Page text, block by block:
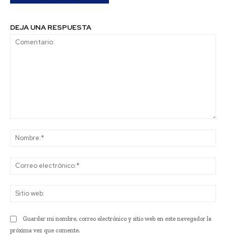
DEJA UNA RESPUESTA
Guardar mi nombre, correo electrónico y sitio web en este navegador la
próxima vez que comente.